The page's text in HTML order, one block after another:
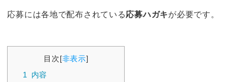
応募には各地で配布されている応募ハガキが必要です。
目次[非表示]
1
内容